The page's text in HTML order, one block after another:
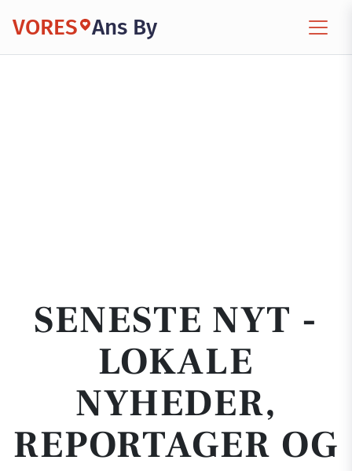
VORES Ans By
SENESTE NYT -
LOKALE
NYHEDER,
REPORTAGER OG